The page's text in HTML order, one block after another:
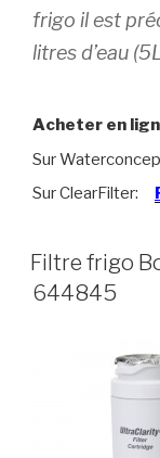
frigo il est
litres d’eau
Acheter en
Sur
Sur ClearFilter:
Filtre frigo
644845